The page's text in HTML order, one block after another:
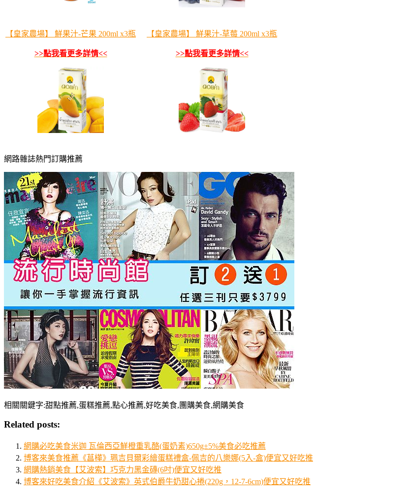
【皇家農場】 鮮果汁-芒果 200ml x3瓶
>>點我看更多詳情<<
【皇家農場】 鮮果汁-草莓 200ml x3瓶
>>點我看更多詳情<<
網路雜誌熱門訂購推薦
相關關鍵字:甜點推薦,蛋糕推薦,點心推薦,好吃美食,團購美食,網購美食
Related posts:
網購必吃美食米迦 瓦倫西亞鮮橙重乳酪(蛋奶素)650g±5%美食必吃推薦
博客來美食推薦《菖樺》珮吉貝爾彩繪蛋糕禮盒-佩吉的八樂娜(5入-盒)便宜又好吃推
網購熱銷美食【艾波索】巧克力黑金磚(6吋)便宜又好吃推
博客來好吃美食介紹《艾波索》英式伯爵牛奶甜心捲(220g，12-7-6cm)便宜又好吃推